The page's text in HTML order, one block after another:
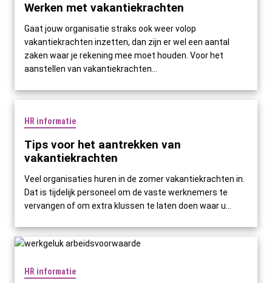
Werken met vakantiekrachten
Gaat jouw organisatie straks ook weer volop
vakantiekrachten inzetten, dan zijn er wel een aantal
zaken waar je rekening mee moet houden. Voor het
aanstellen van vakantiekrachten...
HR informatie
Tips voor het aantrekken van
vakantiekrachten
Veel organisaties huren in de zomer vakantiekrachten in.
Dat is tijdelijk personeel om de vaste werknemers te
vervangen of om extra klussen te laten doen waar u...
HR informatie